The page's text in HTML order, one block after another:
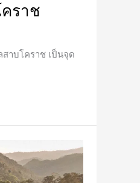
ราช
สาบโคราช เป็นจุด